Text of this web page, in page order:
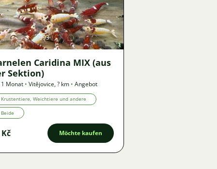
Bild
993
Caridina MIX (aus
Sektion)
Monat • Vitějovice,? km • Angebot
Krustentiere, Weichtiere und andere
Beide
Möchte kaufen